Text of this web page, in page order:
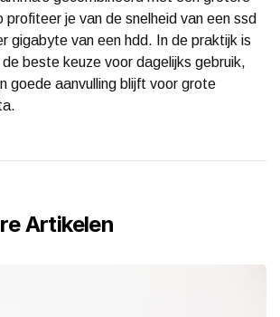
profiteer je van de snelheid van een ssd
gigabyte van een hdd. In de praktijk is
beste keuze voor dagelijks gebruik,
goede aanvulling blijft voor grote
Artikelen